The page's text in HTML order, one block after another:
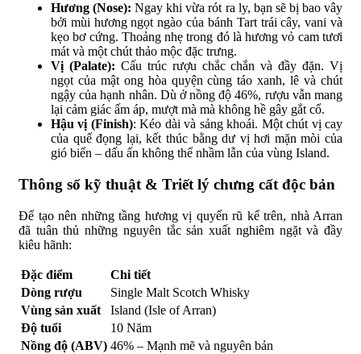
Hương (Nose): Ngay khi vừa rót ra ly, bạn sẽ bị bao vây
bởi mùi hương ngọt ngào của bánh Tart trái cây, vani và
kẹo bơ cứng. Thoảng nhẹ trong đó là hương vỏ cam tươi
mát và một chút thảo mộc đặc trưng.
Vị (Palate): Cấu trúc rượu chắc chắn và đầy đặn. Vị
ngọt của mật ong hòa quyện cùng táo xanh, lê và chút
ngậy của hạnh nhân. Dù ở nồng độ 46%, rượu vẫn mang
lại cảm giác ấm áp, mượt mà mà không hề gây gắt cổ.
Hậu vị (Finish): Kéo dài và sảng khoái. Một chút vị cay
của quế đọng lại, kết thúc bằng dư vị hơi mặn mòi của
gió biển – dấu ấn không thể nhầm lẫn của vùng Island.
Thông số kỹ thuật & Triết lý chưng cất độc bản
Để tạo nên những tầng hương vị quyến rũ kể trên, nhà Arran
đã tuân thủ những nguyên tắc sản xuất nghiêm ngặt và đầy
kiêu hãnh:
Đặc điểm
Chi tiết
Dòng rượu
Single Malt Scotch Whisky
Vùng sản xuất
Island (Isle of Arran)
Độ tuổi
10 Năm
Nồng độ (ABV) 46% – Mạnh mẽ và nguyên bản